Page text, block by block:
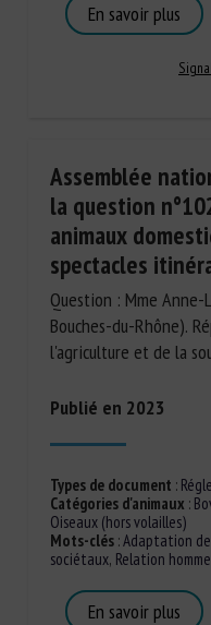
En savoir plus
Assemblée
la question
animaux
spectacles
Question : Mme Anne-
Bouches-du-Rhône).
l'agriculture et de la
Publié en 2023
Types de document :
Catégories d'animaux :
Oiseaux (hors volailles)
Mots-clés:Adaptation
sociétaux, Relation
En savoir plus